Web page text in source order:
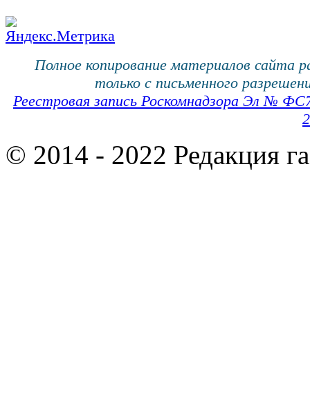
Полное копирование материалов сайта
только с письменного
Реестровая запись Роскомнадзора Эл №
© 2014 - 2022 Редакция